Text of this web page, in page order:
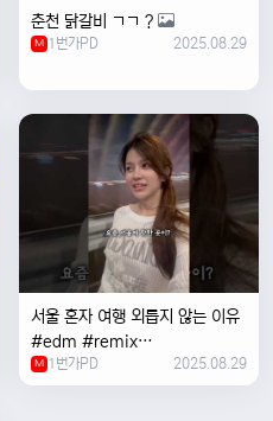
춘천 닭갈비 ㄱㄱ ?
M 1번가PD 2025.08.29
서울 혼자 여행 외릅지 않는 이유
#edm #remix
#electronicmusic #singer
#newmusic #music #여행
M 1번가PD 2025.08.29